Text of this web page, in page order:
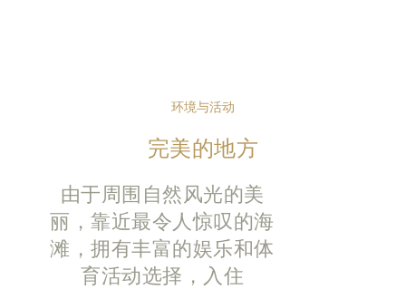
环境与活动
完美的地方
由于周围自然风光的美
丽，靠近最令人惊叹的海
滩，拥有丰富的娱乐和体
育活动选择，入住